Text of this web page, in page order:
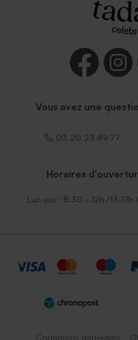
Vous avez une
03 20 23 49 77
Horaires
Lun-jeu : 8.30 - 12h /13-17h
Conditions générales